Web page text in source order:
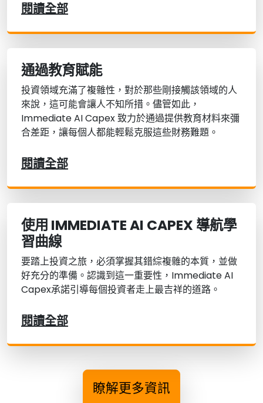
閱讀全部
通過教育賦能
投資領域充滿了複雜性，對於那些剛接觸該領域的人
來說，這可能會讓人不知所措。儘管如此，
Immediate AI Capex 致力於通過提供教育材料來彌
合差距，讓每個人都能輕鬆克服這些財務難題。
閱讀全部
使用 IMMEDIATE AI CAPEX 導航學
習曲線
要踏上投資之旅，必須掌握其錯綜複雜的本質，並做
好充分的準備。認識到這一重要性，Immediate AI
Capex承諾引導每個投資者走上最吉祥的道路。
閱讀全部
瞭解更多資訊